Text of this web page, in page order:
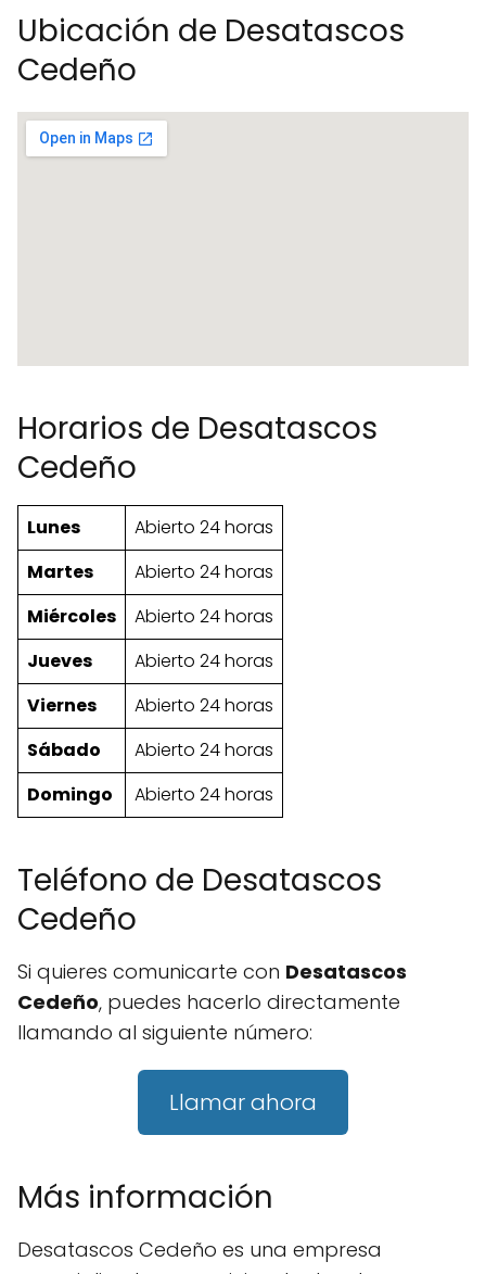
Ubicación de Desatascos
Cedeño
Horarios de Desatascos
Cedeño
Lunes
Abierto 24 horas
Martes
Abierto 24 horas
Miércoles
Abierto 24 horas
Jueves
Abierto 24 horas
Viernes
Abierto 24 horas
Sábado
Abierto 24 horas
Domingo
Abierto 24 horas
Teléfono de Desatascos
Cedeño
Si quieres comunicarte con Desatascos
Cedeño, puedes hacerlo directamente
llamando al siguiente número:
Llamar ahora
Más información
Desatascos Cedeño es una empresa